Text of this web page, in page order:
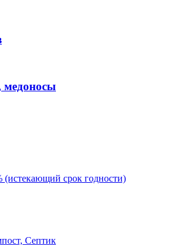
медоносы
срок годности)
Септик